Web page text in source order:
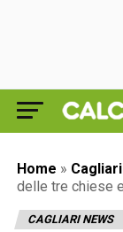
Home »
delle tre chiese
CAGLIARI NEWS